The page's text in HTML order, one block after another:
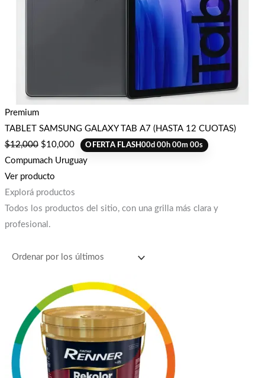
Premium
TABLET SAMSUNG GALAXY TAB A7 (HASTA 12 CUOTAS)
$12,000 $10,000 OFERTA FLASH00d00h00m00s
Compumach Uruguay
Ver producto
Explorá productos
Todos los productos del sitio, con una grilla más clara y
profesional.